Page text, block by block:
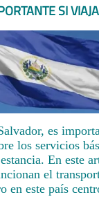
SI
es
los servicios
En este
el
en este país